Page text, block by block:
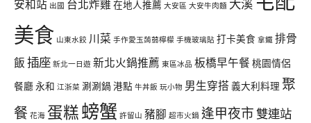
安和站 出國 台北炸雞 在地人推薦 大安區 大安牛肉麵 大溪
美食 山東水餃 川菜 手作愛玉蒟蒻檸檬 手機玻璃貼 打卡美食 拿鐵 排骨
飯 插座 新北一日遊 新北火鍋推薦 東區冰品 板橋早午餐 桃園情侶
餐廳 永和 江浙菜 涮涮鍋 港點 牛丼飯 玩小物 男生穿搭 義大利料理 聚
餐 花海 蛋糕 螃蟹 許留山 豬腳 超市火鍋 逢甲夜市 雙連站